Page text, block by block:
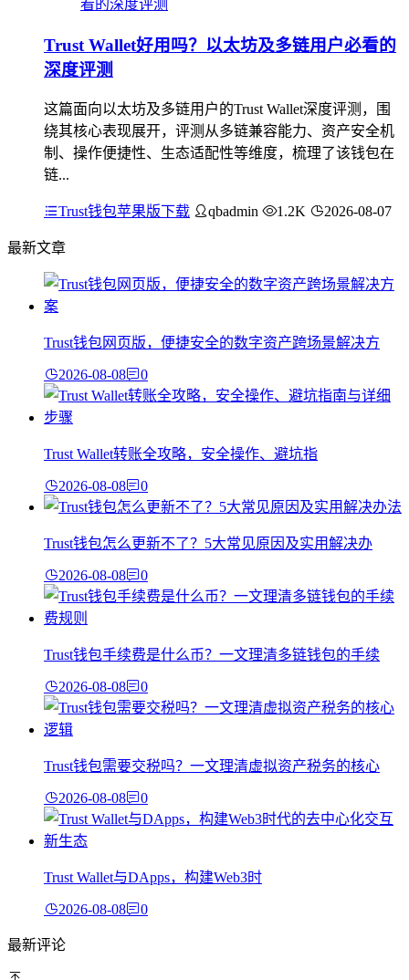
Trust Wallet好用吗？以太坊及多链用户必看的
深度评测
这篇面向以太坊及多链用户的Trust Wallet深度评测，围
绕其核心表现展开，评测从多链兼容能力、资产安全机
制、操作便捷性、生态适配性等维度，梳理了该钱包在
链...
Trust钱包苹果版下载 qbadmin 1.2K 2026-08-07
最新文章
Trust钱包网页版，便捷安全的数字资产跨场景解决方
2026-08-08 0
Trust Wallet转账全攻略，安全操作、避坑指
2026-08-08 0
Trust钱包怎么更新不了？5大常见原因及实用解决办
2026-08-08 0
Trust钱包手续费是什么币？一文理清多链钱包的手续
2026-08-08 0
Trust钱包需要交税吗？一文理清虚拟资产税务的核心
2026-08-08 0
Trust Wallet与DApps，构建Web3时
2026-08-08 0
最新评论